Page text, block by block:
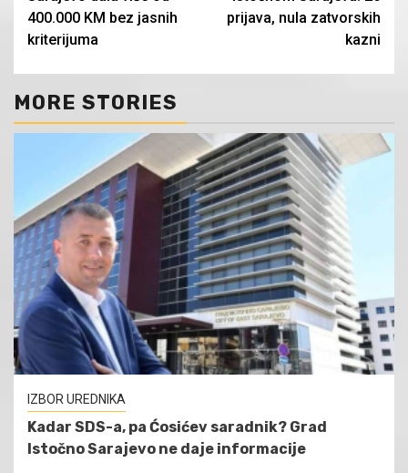
400.000 KM bez jasnih
kriterijuma
prijava, nula zatvorskih
kazni
MORE STORIES
IZBOR UREDNIKA
Kadar SDS-a, pa Ćosićev saradnik? Grad
Istočno Sarajevo ne daje informacije